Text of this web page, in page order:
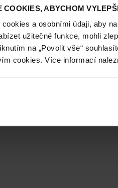
COOKIES, ABYCHOM
cookies a osobními údaji, aby
užitečné funkce, mohli
na „Povolit vše“
cookies. Více informací
dortík s
dortík bez tuku a lepku